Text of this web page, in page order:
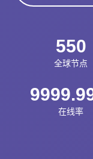
550
全球节点
在线率